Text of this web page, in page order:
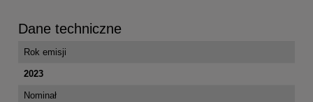
Dane techniczne
Rok emisji
2023
Nominał